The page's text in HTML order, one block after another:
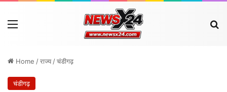
Menu
Home /राज्य /चंडीगढ़
चंडीगढ़